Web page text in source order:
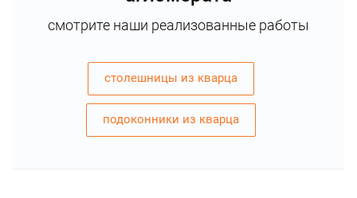
смотрите наши реализованные работы
столешницы из кварца
подоконники из кварца